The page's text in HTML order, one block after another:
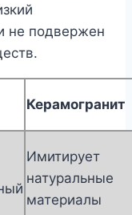
не подвержен
Керамогранит
Имитирует
натуральные
материалы